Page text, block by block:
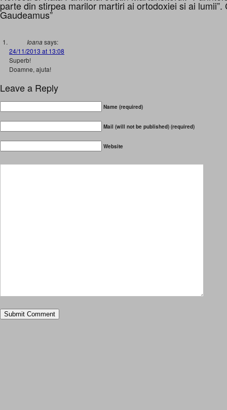
parte din stirpea marilor martiri ai ortodoxiei si ai lumii”.
Gaudeamus”
Ioanasays:
24/11/2013 at 13:08
Superb!
Doamne, ajuta!
Leave a Reply
Name (required)
Mail (will not be published) (required)
Website